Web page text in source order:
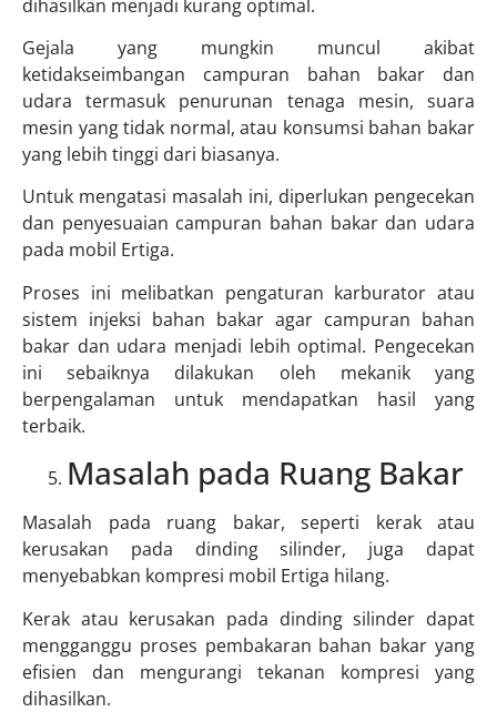
dihasilkan menjadi kurang optimal.
Gejala yang mungkin muncul akibat
ketidakseimbangan campuran bahan bakar dan
udara termasuk penurunan tenaga mesin, suara
mesin yang tidak normal, atau konsumsi bahan bakar
yang lebih tinggi dari biasanya.
Untuk mengatasi masalah ini, diperlukan pengecekan
dan penyesuaian campuran bahan bakar dan udara
pada mobil Ertiga.
Proses ini melibatkan pengaturan karburator atau
sistem injeksi bahan bakar agar campuran bahan
bakar dan udara menjadi lebih optimal. Pengecekan
ini sebaiknya dilakukan oleh mekanik yang
berpengalaman untuk mendapatkan hasil yang
terbaik.
Masalah pada Ruang Bakar
Masalah pada ruang bakar, seperti kerak atau
kerusakan pada dinding silinder, juga dapat
menyebabkan kompresi mobil Ertiga hilang.
Kerak atau kerusakan pada dinding silinder dapat
mengganggu proses pembakaran bahan bakar yang
efisien dan mengurangi tekanan kompresi yang
dihasilkan.